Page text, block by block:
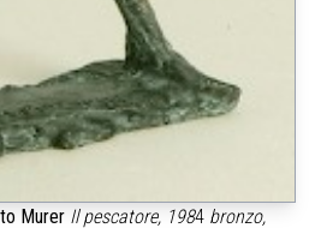
Murer Il pescatore, 1984 bronzo,